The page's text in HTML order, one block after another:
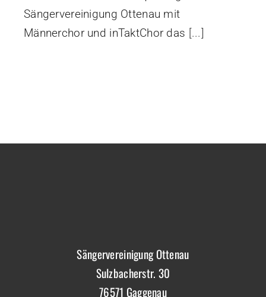
Sängervereinigung Ottenau mit
Männerchor und inTaktChor das [...]
Sängervereinigung Ottenau
Sulzbacherstr. 30
76571 Gaggenau